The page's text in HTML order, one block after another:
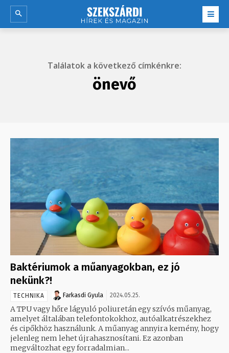
Találatok a következő címkénkre:
önevő
Baktériumok a műanyagokban, ez jó
nekünk?!
TECHNIKA Farkasdi Gyula 2024.05.25.
A TPU vagy hőre lágyuló poliuretán egy szívós műanyag,
amelyet általában telefontokokhoz, autóalkatrészekhez
és cipőkhöz használunk. A műanyag annyira kemény, hogy
jelenleg nem lehet újrahasznosítani. Ez azonban
megváltozhat egy forradalmian...